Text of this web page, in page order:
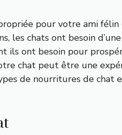
pour votre ami
les chats ont besoin
ont besoin pour
chat peut être une
de nourritures de chat